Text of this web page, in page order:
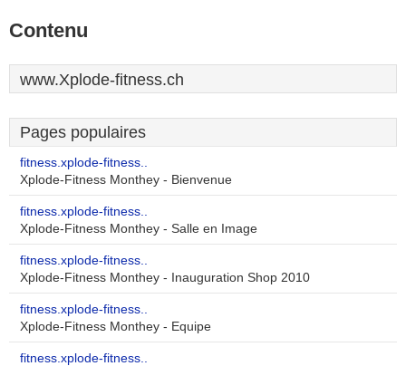
Contenu
www.Xplode-fitness.ch
Pages populaires
fitness.xplode-fitness..
Xplode-Fitness Monthey - Bienvenue
fitness.xplode-fitness..
Xplode-Fitness Monthey - Salle en Image
fitness.xplode-fitness..
Xplode-Fitness Monthey - Inauguration Shop 2010
fitness.xplode-fitness..
Xplode-Fitness Monthey - Equipe
fitness.xplode-fitness..